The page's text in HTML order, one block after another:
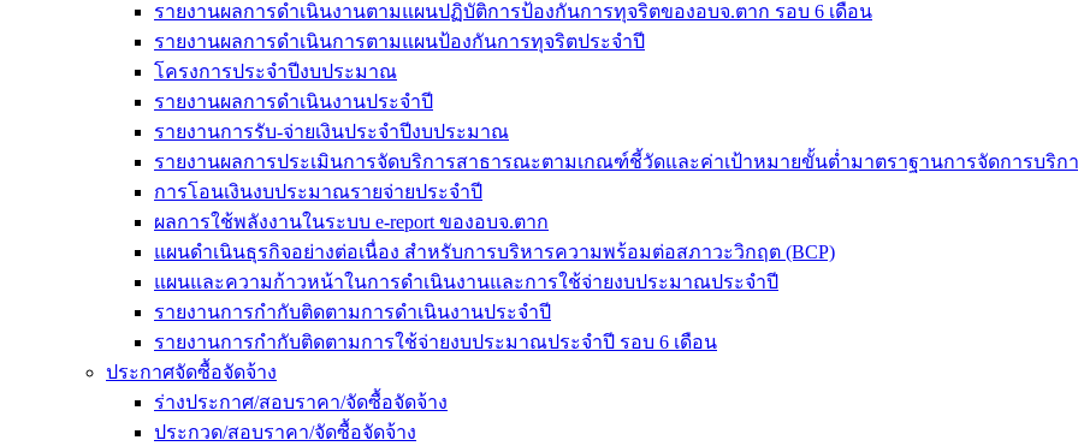
รายงานผลการดำเนินงานตามแผนปฏิบัติการป้องกันการทุจริตของอบจ.ตาก รอบ 6 เดือน
รายงานผลการดำเนินการตามแผนป้องกันการทุจริตประจำปี
โครงการประจำปีงบประมาณ
รายงานผลการดำเนินงานประจำปี
รายงานการรับ-จ่ายเงินประจำปีงบประมาณ
รายงานผลการประเมินการจัดบริการสาธารณะตามเกณฑ์ชี้วัดและค่าเป้าหมายขั้นต่ำมาตราฐานการจัดการบริก
การโอนเงินงบประมาณรายจ่ายประจำปี
ผลการใช้พลังงานในระบบ e-report ของอบจ.ตาก
แผนดำเนินธุรกิจอย่างต่อเนื่อง สำหรับการบริหารความพร้อมต่อสภาวะวิกฤต (BCP)
แผนและความก้าวหน้าในการดำเนินงานและการใช้จ่ายงบประมาณประจำปี
รายงานการกำกับติดตามการดำเนินงานประจำปี
รายงานการกำกับติดตามการใช้จ่ายงบประมาณประจำปี รอบ 6 เดือน
ประกาศจัดซื้อจัดจ้าง
ร่างประกาศ/สอบราคา/จัดซื้อจัดจ้าง
ประกวด/สอบราคา/จัดซื้อจัดจ้าง